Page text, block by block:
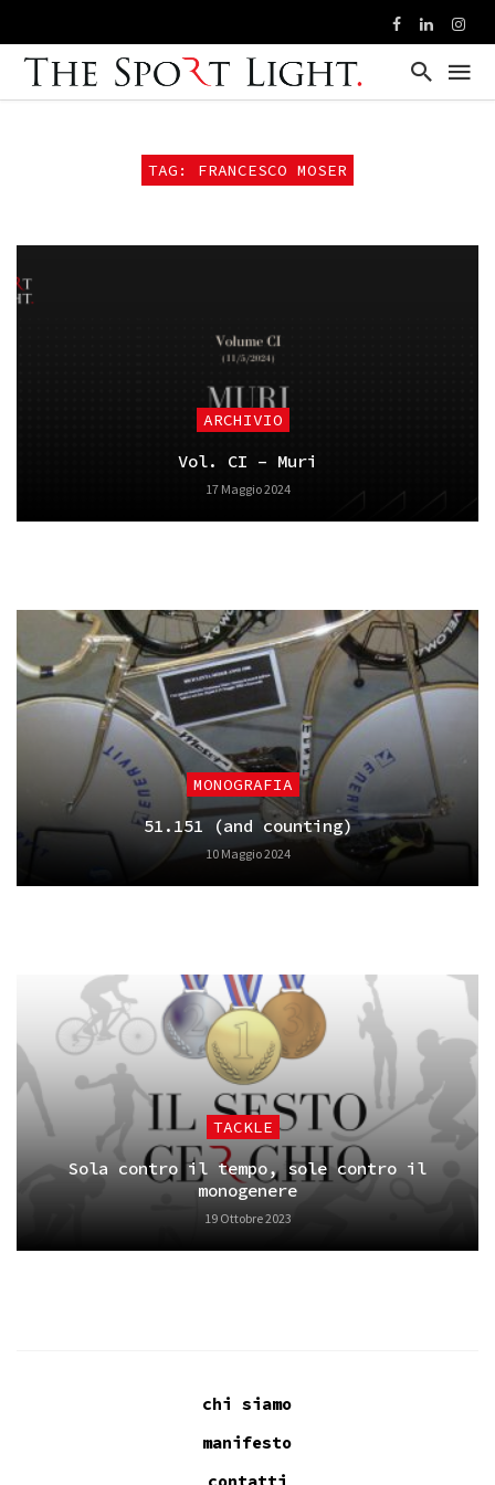
TAG: FRANCESCO MOSER
ARCHIVIO
Vol. CI – Muri
17 Maggio 2024
MONOGRAFIA
51.151 (and counting)
10 Maggio 2024
TACKLE
Sola contro il tempo, sole contro il
monogenere
19 Ottobre 2023
chi siamo
manifesto